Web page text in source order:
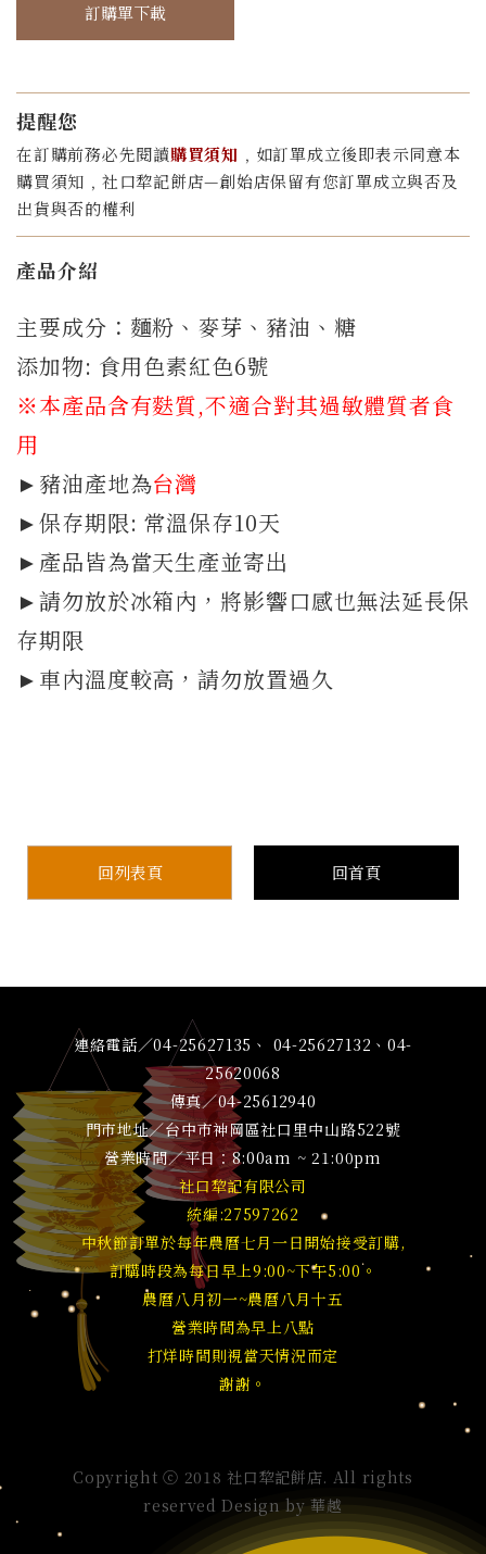
訂購單下載
提醒您
在訂購前務必先閱讀購買須知 ﹐如訂單成立後即表示同意本
購買須知﹐社口犂記餅店—創始店保留有您訂單成立與否及
出貨與否的權利
產品介紹
主要成分：麵粉、麥芽、豬油、糖
添加物: 食用色素紅色6號
※本產品含有麩質,不適合對其過敏體質者食
用
►豬油產地為台灣
►保存期限: 常溫保存10天
►產品皆為當天生產並寄出
►請勿放於冰箱內，將影響口感也無法延長保
存期限
►車內溫度較高，請勿放置過久
回列表頁 回首頁
連絡電話／04-25627135、 04-25627132、04-
25620068
傳真／04-25612940
門市地址／台中市神岡區社口里中山路522號
營業時間／平日：8:00am ~ 21:00pm
社口犂記有限公司
統編:27597262
中秋節訂單於每年農曆七月一日開始接受訂購,
訂購時段為每日早上9:00~下午5:00。
農曆八月初一~農曆八月十五
營業時間為早上八點
打烊時間則視當天情況而定
謝謝。
Copyright ⓒ 2018 社口犂記餅店. All rights
reserved Design by華越